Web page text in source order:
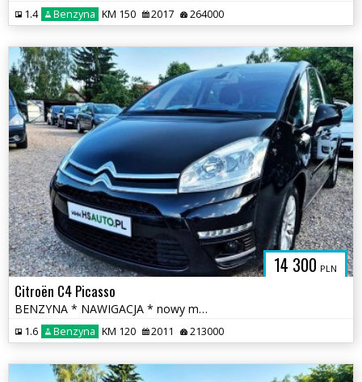
1.4 Benzyna KM 150 2017 264000
14 300 PLN
Citroën C4 Picasso
BENZYNA * NAWIGACJA * nowy model * super * okazja * polecamy
1.6 Benzyna KM 120 2011 213000